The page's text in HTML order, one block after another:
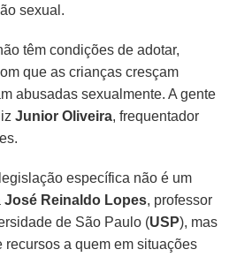
sexual.
têm condições de adotar,
que as crianças cresçam
abusadas sexualmente. A gente
Junior Oliveira, frequentador
específica não é um
José Reinaldo Lopes, professor
de São Paulo (USP), mas
recursos a quem em situações